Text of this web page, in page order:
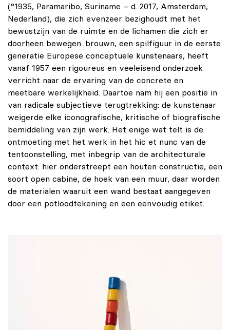
(°1935, Paramaribo, Suriname – d. 2017, Amsterdam,
Nederland), die zich evenzeer bezighoudt met het
bewustzijn van de ruimte en de lichamen die zich er
doorheen bewegen. brouwn, een spilfiguur in de eerste
generatie Europese conceptuele kunstenaars, heeft
vanaf 1957 een rigoureus en veeleisend onderzoek
verricht naar de ervaring van de concrete en
meetbare werkelijkheid. Daartoe nam hij een positie in
van radicale subjectieve terugtrekking: de kunstenaar
weigerde elke iconografische, kritische of biografische
bemiddeling van zijn werk. Het enige wat telt is de
ontmoeting met het werk in het hic et nunc van de
tentoonstelling, met inbegrip van de architecturale
context: hier onderstreept een houten constructie, een
soort open cabine, de hoek van een muur, daar worden
de materialen waaruit een wand bestaat aangegeven
door een potloodtekening en een eenvoudig etiket.